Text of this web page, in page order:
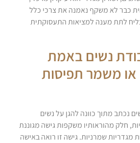
כבר לא משקף נאמנה את צרכי כלל
לתת מענה למציאות התעסוקתית
נשים באמת
או משמר תפיסות
נכתב מתוך כוונה להגן על נשים
חלק מהוראותיו משקפות גישה מגוננת
שמרניות. גישה זו רואה באישה